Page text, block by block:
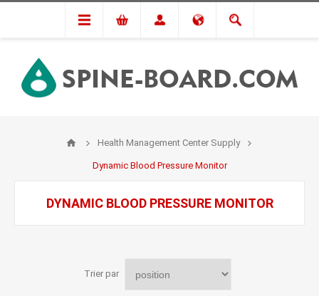
Health Management Center Supply
Dynamic Blood Pressure Monitor
DYNAMIC BLOOD PRESSURE MONITOR
Trier par